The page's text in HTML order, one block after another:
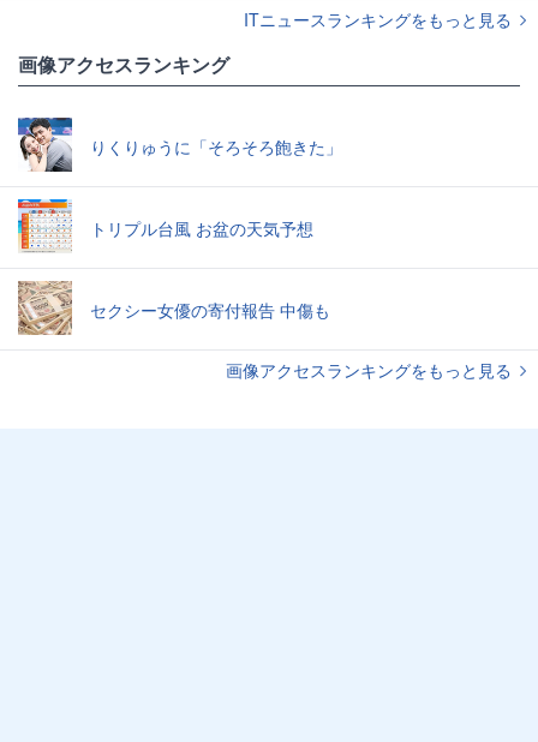
ITニュースランキングをもっと見る
画像アクセスランキング
りくりゅうに「そろそろ飽きた」
トリプル台風 お盆の天気予想
セクシー女優の寄付報告 中傷も
画像アクセスランキングをもっと見る